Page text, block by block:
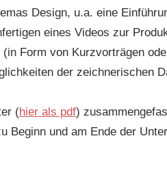
Design, u.a. eine
eines Videos zur
Form von Kurzvorträgen
der zeichnerischen
(hier als pdf)
Beginn und am Ende der